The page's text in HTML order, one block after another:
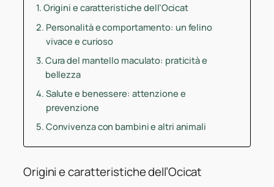
Origini e caratteristiche dell’Ocicat
Personalità e comportamento: un felino
vivace e curioso
Cura del mantello maculato: praticità e
bellezza
Salute e benessere: attenzione e
prevenzione
Convivenza con bambini e altri animali
Origini e caratteristiche dell’Ocicat